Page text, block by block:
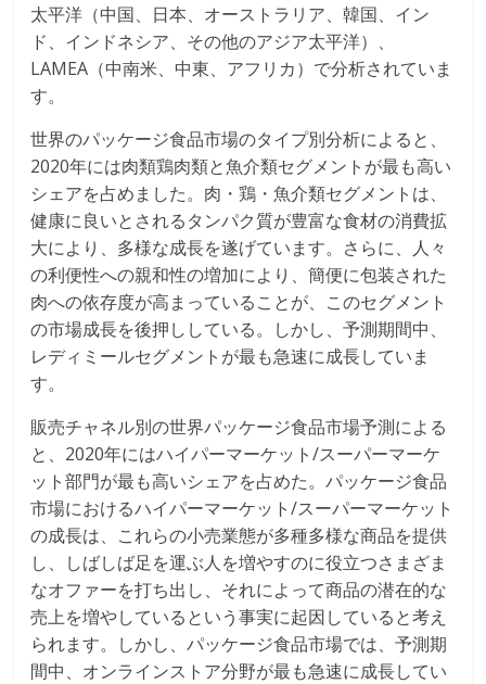
太平洋（中国、日本、オーストラリア、韓国、イン
ド、インドネシア、その他のアジア太平洋）、
LAMEA（中南米、中東、アフリカ）で分析されていま
す。
世界のパッケージ食品市場のタイプ別分析によると、
2020年には肉類鶏肉類と魚介類セグメントが最も高い
シェアを占めました。肉・鶏・魚介類セグメントは、
健康に良いとされるタンパク質が豊富な食材の消費拡
大により、多様な成長を遂げています。さらに、人々
の利便性への親和性の増加により、簡便に包装された
肉への依存度が高まっていることが、このセグメント
の市場成長を後押ししている。しかし、予測期間中、
レディミールセグメントが最も急速に成長していま
す。
販売チャネル別の世界パッケージ食品市場予測による
と、2020年にはハイパーマーケット/スーパーマーケ
ット部門が最も高いシェアを占めた。パッケージ食品
市場におけるハイパーマーケット/スーパーマーケット
の成長は、これらの小売業態が多種多様な商品を提供
し、しばしば足を運ぶ人を増やすのに役立つさまざま
なオファーを打ち出し、それによって商品の潜在的な
売上を増やしているという事実に起因していると考え
られます。しかし、パッケージ食品市場では、予測期
間中、オンラインストア分野が最も急速に成長してい